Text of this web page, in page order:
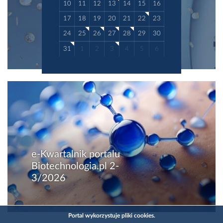
10 11 12 13 14 15 16
17 18 19 20 21 22 23
24 25 26 27 28 29 30
31 1 2 3 4 5 6
e-Kwartalnik portalu
Biotechnologia.pl 2-
3/2026
Portal wykorzystuje pliki cookies.